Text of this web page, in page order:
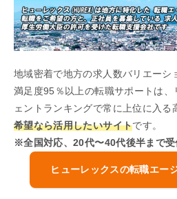
地域密着で地方の求人数バリエーシ
満足度95％以上の転職サポートは
ェントランキングで常に上位に入る
希望なら活用したいサイトです。
※全国対応、20代〜40代後半まで受
ヒューレックスの転職エー